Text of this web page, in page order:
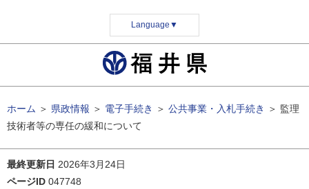
Language ▼
ホーム ＞ 県政情報 ＞ 電子手続き ＞ 公共事業・入札手続き ＞ 監理
技術者等の専任の緩和について
最終更新日 2026年3月24日
ページID 047748